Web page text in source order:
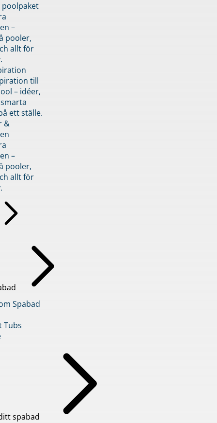
–
pooler,
allt för
till
– idéer,
ett ställe.
&
–
pooler,
allt för
Spabad
Tubs
spabad